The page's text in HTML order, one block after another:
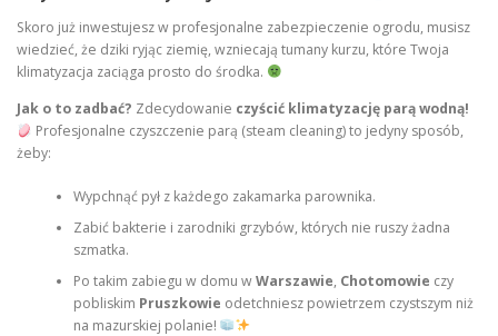
Skoro już inwestujesz w profesjonalne zabezpieczenie ogrodu, musisz
wiedzieć, że dziki ryjąc ziemię, wzniecają tumany kurzu, które Twoja
klimatyzacja zaciąga prosto do środka.
Jak o to zadbać? Zdecydowanie czyścić klimatyzację parą wodną!
Profesjonalne czyszczenie parą (steam cleaning) to jedyny sposób,
żeby:
Wypchnąć pył z każdego zakamarka parownika.
Zabić bakterie i zarodniki grzybów, których nie ruszy żadna
szmatka.
Po takim zabiegu w domu wWarszawie, Chotomowie czy
pobliskim Pruszkowie odetchniesz powietrzem czystszym niż
na mazurskiej polanie!